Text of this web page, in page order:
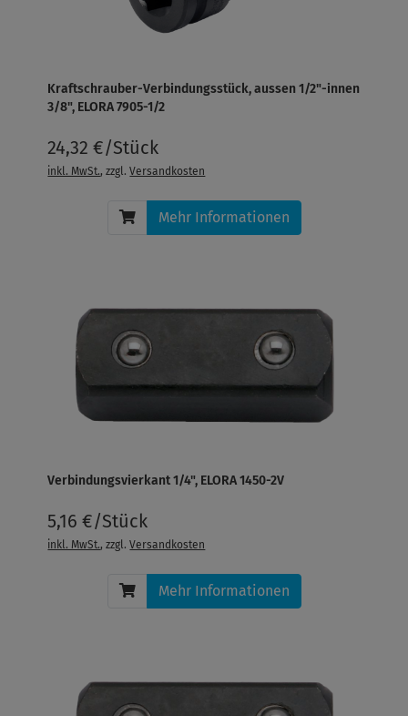
Kraftschrauber-Verbindungsstück, aussen 1/2"-innen
3/8", ELORA 7905-1/2
24,32 €/Stück
inkl. MwSt., zzgl.Versandkosten
Mehr Informationen
Verbindungsvierkant 1/4", ELORA 1450-2V
5,16 €/Stück
inkl. MwSt., zzgl.Versandkosten
Mehr Informationen